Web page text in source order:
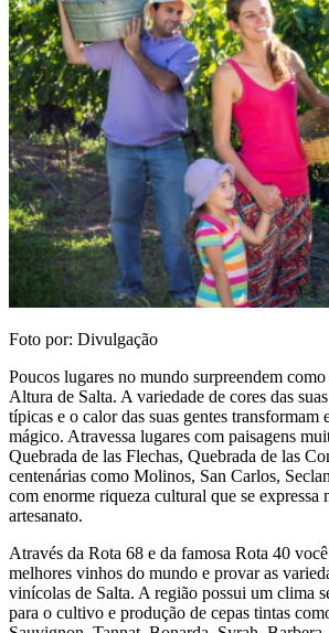
Foto por: Divulgação
Poucos lugares no mundo surpreendem
Altura de Salta. A variedade de cores das
típicas e o calor das suas gentes transformam
mágico. Atravessa lugares com paisagens
Quebrada de las Flechas, Quebrada de las
centenárias como Molinos, San Carlos,
com enorme riqueza cultural que se expressa
artesanato.
Através da Rota 68 e da famosa Rota 40
melhores vinhos do mundo e provar as
vinícolas de Salta. A região possui um clima
para o cultivo e produção de cepas tintas